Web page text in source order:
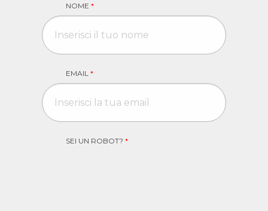
NOME *
EMAIL *
SEI UN ROBOT? *